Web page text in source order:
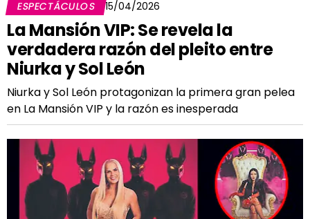
ESPECTÁCULOS 15/04/2026
La Mansión VIP: Se revela la
verdadera razón del pleito entre
Niurka y Sol León
Niurka y Sol León protagonizan la primera gran pelea
en La Mansión VIP y la razón es inesperada